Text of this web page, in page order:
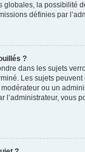
globales, la possibilité
définies par
?
dans les sujets
Les sujets
ou un
l’administrateur, vous